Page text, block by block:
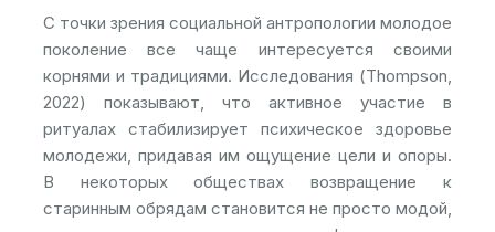
С точки зрения социальной антропологии молодое
поколение все чаще интересуется своими
корнями и традициями. Исследования (Thompson,
2022) показывают, что активное участие в
ритуалах стабилизирует психическое здоровье
молодежи, придавая им ощущение цели и опоры.
В некоторых обществах возвращение к
старинным обрядам становится не просто модой,